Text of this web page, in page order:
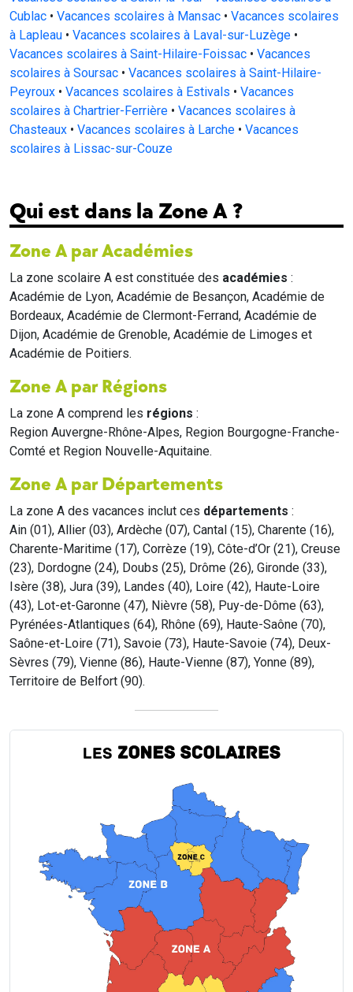
Cublac • Vacances scolaires à Mansac • Vacances scolaires
à Lapleau • Vacances scolaires à Laval-sur-Luzège •
Vacances scolaires à Saint-Hilaire-Foissac • Vacances
scolaires à Soursac • Vacances scolaires à Saint-Hilaire-
Peyroux • Vacances scolaires à Estivals • Vacances
scolaires à Chartrier-Ferrière • Vacances scolaires à
Chasteaux • Vacances scolaires à Larche • Vacances
scolaires à Lissac-sur-Couze
Qui est dans la Zone A ?
Zone A par Académies
La zone scolaire A est constituée des académies :
Académie de Lyon, Académie de Besançon, Académie de
Bordeaux, Académie de Clermont-Ferrand, Académie de
Dijon, Académie de Grenoble, Académie de Limoges et
Académie de Poitiers.
Zone A par Régions
La zone A comprend les régions :
Region Auvergne-Rhône-Alpes, Region Bourgogne-Franche-
Comté et Region Nouvelle-Aquitaine.
Zone A par Départements
La zone A des vacances inclut ces départements :
Ain (01), Allier (03), Ardèche (07), Cantal (15), Charente (16),
Charente-Maritime (17), Corrèze (19), Côte-d’Or (21), Creuse
(23), Dordogne (24), Doubs (25), Drôme (26), Gironde (33),
Isère (38), Jura (39), Landes (40), Loire (42), Haute-Loire
(43), Lot-et-Garonne (47), Nièvre (58), Puy-de-Dôme (63),
Pyrénées-Atlantiques (64), Rhône (69), Haute-Saône (70),
Saône-et-Loire (71), Savoie (73), Haute-Savoie (74), Deux-
Sèvres (79), Vienne (86), Haute-Vienne (87), Yonne (89),
Territoire de Belfort (90).